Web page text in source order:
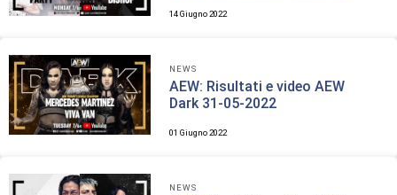
14 Giugno 2022
NEWS
AEW: Risultati e video AEW
Dark 31-05-2022
01 Giugno 2022
NEWS